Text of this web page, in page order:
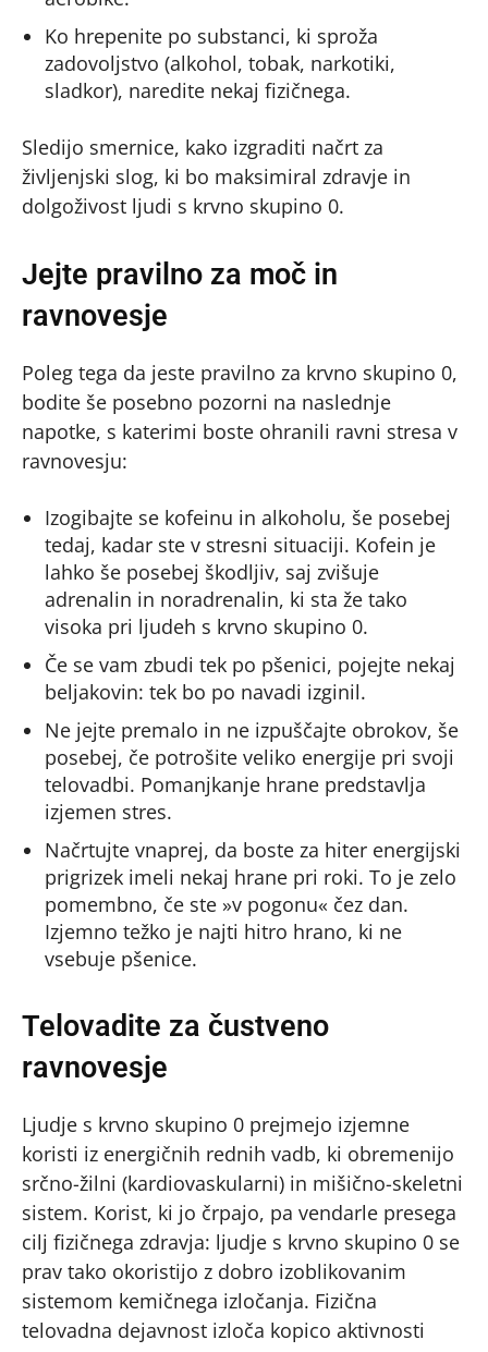
Ko hrepenite po substanci, ki sproža
zadovoljstvo (alkohol, tobak, narkotiki,
sladkor), naredite nekaj fizičnega.
Sledijo smernice, kako izgraditi načrt za
življenjski slog, ki bo maksimiral zdravje in
dolgoživost ljudi s krvno skupino 0.
Jejte pravilno za moč in
ravnovesje
Poleg tega da jeste pravilno za krvno skupino 0,
bodite še posebno pozorni na naslednje
napotke, s katerimi boste ohranili ravni stresa v
ravnovesju:
Izogibajte se kofeinu in alkoholu, še posebej
tedaj, kadar ste v stresni situaciji. Kofein je
lahko še posebej škodljiv, saj zvišuje
adrenalin in noradrenalin, ki sta že tako
visoka pri ljudeh s krvno skupino 0.
Če se vam zbudi tek po pšenici, pojejte nekaj
beljakovin: tek bo po navadi izginil.
Ne jejte premalo in ne izpuščajte obrokov, še
posebej, če potrošite veliko energije pri svoji
telovadbi. Pomanjkanje hrane predstavlja
izjemen stres.
Načrtujte vnaprej, da boste za hiter energijski
prigrizek imeli nekaj hrane pri roki. To je zelo
pomembno, če ste »v pogonu« čez dan.
Izjemno težko je najti hitro hrano, ki ne
vsebuje pšenice.
Telovadite za čustveno
ravnovesje
Ljudje s krvno skupino 0 prejmejo izjemne
koristi iz energičnih rednih vadb, ki obremenijo
srčno-žilni (kardiovaskularni) in mišično-skeletni
sistem. Korist, ki jo črpajo, pa vendarle presega
cilj fizičnega zdravja: ljudje s krvno skupino 0 se
prav tako okoristijo z dobro izoblikovanim
sistemom kemičnega izločanja. Fizična
telovadna dejavnost izloča kopico aktivnosti